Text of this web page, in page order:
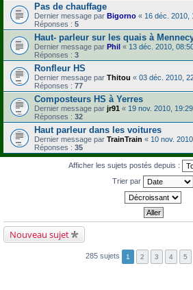
Pas de chauffage
Dernier message par Bigorno « 16 déc. 2010,
Réponses : 5
Haut- parleur sur les quais à
Dernier message par Phil « 13 déc. 2010,
Réponses : 3
Ronfleur HS
Dernier message par Thitou « 03 déc. 2010,
Réponses : 77
Composteurs HS à Yerres
Dernier message par jr91 « 19 nov. 2010, 19:29
Réponses : 32
Haut parleur dans les voitures
Dernier message par TrainTrain « 10 nov.
Réponses : 35
Afficher les sujets postés depuis :
Trier par
Nouveau sujet
285 sujets 1 2 3 4 5